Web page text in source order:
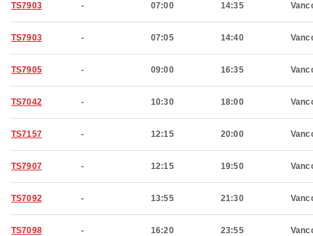
TS7903 - 07:00 14:35
TS7903 - 07:05 14:40
TS7905 - 09:00 16:35
TS7042 - 10:30 18:00
TS7157 - 12:15 20:00
TS7907 - 12:15 19:50
TS7092 - 13:55 21:30
TS7098 - 16:20 23:55